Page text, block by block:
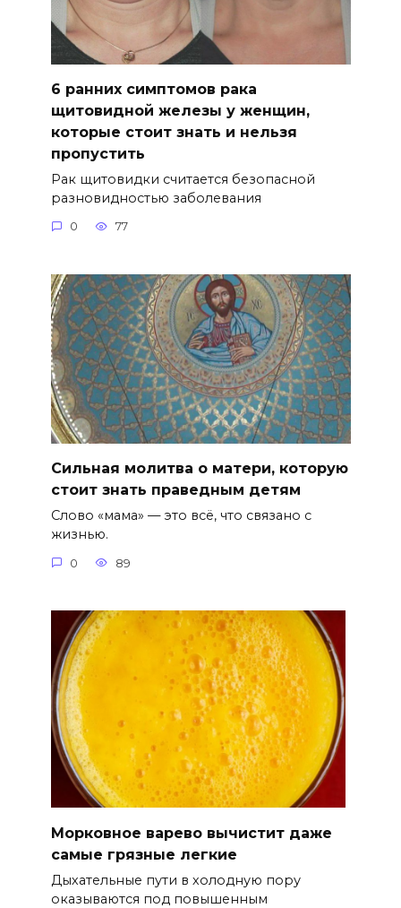
6 ранних симптомов рака
щитовидной железы у женщин,
которые стоит знать и нельзя
пропустить
Рак щитовидки считается безопасной
разновидностью заболевания
0 77
Сильная молитва о матери, которую
стоит знать праведным детям
Слово «мама» — это всё, что связано с
жизнью.
0 89
Морковное варево вычистит даже
самые грязные легкие
Дыхательные пути в холодную пору
оказываются под повышенным